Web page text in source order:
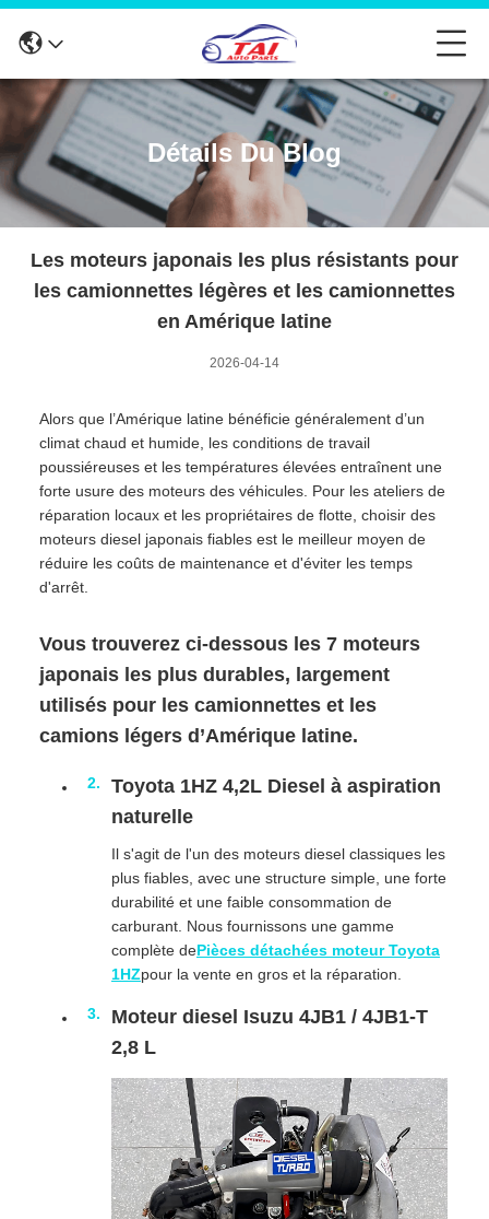
Détails Du Blog
Les moteurs japonais les plus résistants pour
les camionnettes légères et les camionnettes
en Amérique latine
2026-04-14
Alors que l’Amérique latine bénéficie généralement d’un
climat chaud et humide, les conditions de travail
poussiéreuses et les températures élevées entraînent une
forte usure des moteurs des véhicules. Pour les ateliers de
réparation locaux et les propriétaires de flotte, choisir des
moteurs diesel japonais fiables est le meilleur moyen de
réduire les coûts de maintenance et d'éviter les temps
d'arrêt.
Vous trouverez ci-dessous les 7 moteurs
japonais les plus durables, largement
utilisés pour les camionnettes et les
camions légers d’Amérique latine.
Toyota 1HZ 4,2L Diesel à aspiration
naturelle
Il s'agit de l'un des moteurs diesel classiques les
plus fiables, avec une structure simple, une forte
durabilité et une faible consommation de
carburant. Nous fournissons une gamme
complète dePièces détachées moteur Toyota
1HZpour la vente en gros et la réparation.
Moteur diesel Isuzu 4JB1 / 4JB1-T
2,8 L